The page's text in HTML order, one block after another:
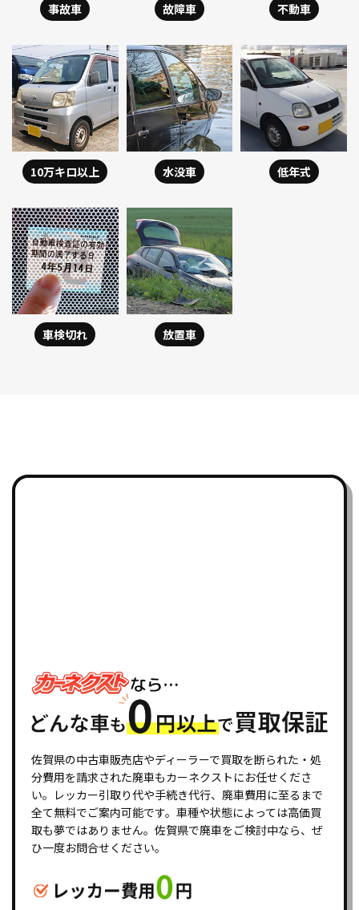
事故車 故障車 不動車
10万キロ以上 水没車 低年式
車検切れ 放置車
佐賀県の中古車販売店やディーラーで買取を断られた・処
分費用を請求された廃車もカーネクストにお任せくださ
い。レッカー引取り代や手続き代行、廃車費用に至るまで
全て無料でご案内可能です。車種や状態によっては高価買
取も夢ではありません。佐賀県で廃車をご検討中なら、ぜ
ひ一度お問合せください。